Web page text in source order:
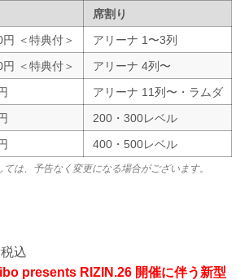
席割り
＜特典付＞
アリーナ 1〜3列
＜特典付＞
アリーナ 4列〜
アリーナ 11列〜・ラムダ
200・300レベル
400・500レベル
は、予告なく変更になる場合がございます。
込
presents RIZIN.26 開催に伴う新型